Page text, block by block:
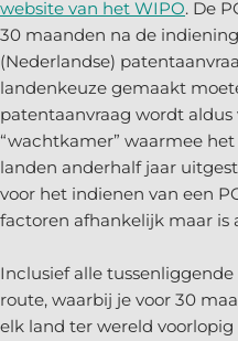
website van het WIPO. De
30 maanden na de
(Nederlandse)
landenkeuze gemaakt
patentaanvraag wordt
“wachtkamer” waarmee
landen anderhalf jaar
voor het indienen van een
factoren afhankelijk maar is
Inclusief alle tussenliggende
route, waarbij je voor 30
elk land ter wereld